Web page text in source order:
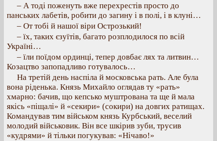
– А тоді поженуть вже перехрестів просто до
панських лабетів, робити до загину і в полі, і в клуні…
– От тобі й нашої віри Острозький!
– їх, таких єзуїтів, багато розплодилося по всій
Україні…
– їли поїдом ординці, тепер довбає лях та литвин…
Козацтво запопадливо готувалось…
На третій день наспіла й московська рать. Але була
вона ріденька. Князь Михайло оглядав ту «рать»
хмарно: бачив, що кепсько муштрована та ще й мала
якісь «піщалі» й «секири» (сокири) на довгих ратищах.
Командував тим військом князь Курбський, веселий
молодий військовик. Він все шкірив зуби, трусив
«кудрями» й тільки погукував: «Нічаво!»